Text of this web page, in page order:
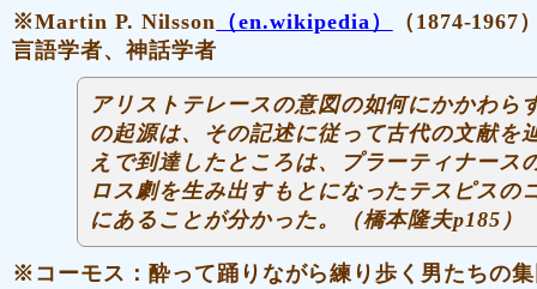
※Martin P. Nilsson （en.wikipedia）
（
言語学者、神話学者
アリストテレースの意図の如何にかかわら
の起源は、その記述に従って古代の文献を
えで到達したところは、
プラーティナース
ロス劇を生み出すもとになったテスピスの
にあることが分かった。（橋本隆夫p185）
※コーモス：酔って踊りながら練り歩く男たちの